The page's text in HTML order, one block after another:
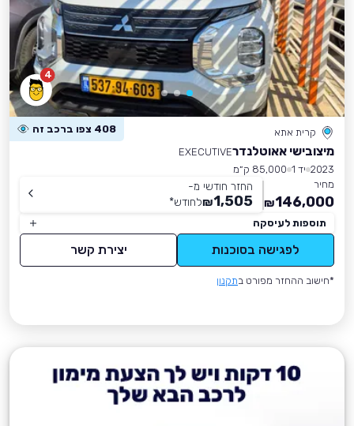
4
קרית אתא 408 צפו ברכב זה
מיצובישי אאוטלנדרEXECUTIVE
2023 יד 1
85,000 ק״מ
מחיר
146,000
₪
החזר חודשי מ-
1,505
₪לחודש*
תוספות לעיסקה
לפגישה בסוכנות יצירת קשר
*חישוב ההחזר מפורט בתקנון